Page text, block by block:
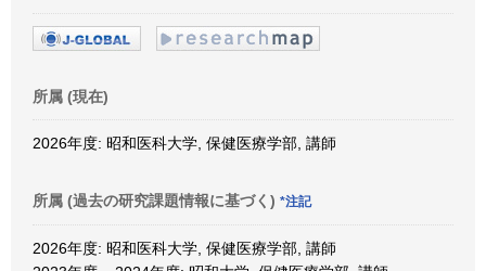
所属 (現在)
2026年度: 昭和医科大学, 保健医療学部, 講師
所属 (過去の研究課題情報に基づく) *注記
2026年度: 昭和医科大学, 保健医療学部, 講師